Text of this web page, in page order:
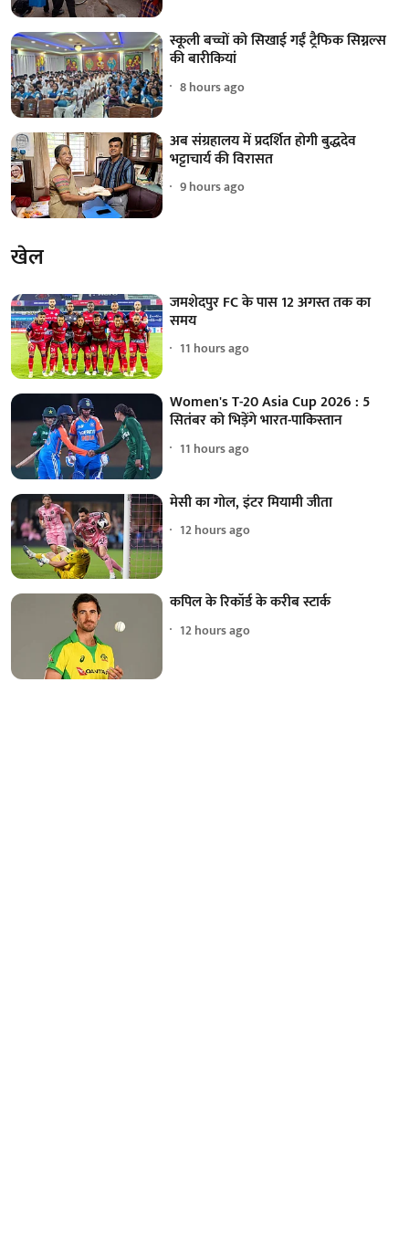
स्कूली बच्चों को सिखाई गईं ट्रैफिक सिग्नल्स
की बारीकियां
8 hours ago
अब संग्रहालय में प्रदर्शित होगी बुद्धदेव
भट्टाचार्य की विरासत
9 hours ago
खेल
जमशेदपुर FC के पास 12 अगस्त तक का
समय
11 hours ago
Women's T-20 Asia Cup 2026 : 5
सितंबर को भिड़ेंगे भारत-पाकिस्तान
11 hours ago
मेसी का गोल, इंटर मियामी जीता
12 hours ago
कपिल के रिकॉर्ड के करीब स्टार्क
12 hours ago